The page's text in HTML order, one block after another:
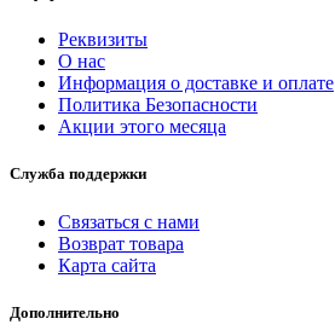
Реквизиты
О нас
Информация о доставке и оплате
Политика Безопасности
Акции этого месяца
Служба поддержки
Связаться с нами
Возврат товара
Карта сайта
Дополнительно